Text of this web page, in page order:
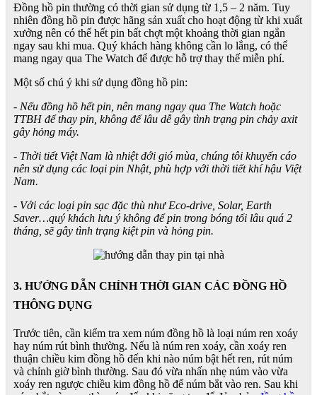
Đồng hồ pin thường có thời gian sử dụng từ 1,5 – 2 năm. Tuy
nhiên đồng hồ pin được hãng sản xuất cho hoạt động từ khi xuất
xưởng nên có thể hết pin bất chợt một khoảng thời gian ngắn
ngay sau khi mua. Quý khách hàng không cần lo lắng, có thể
mang ngay qua The Watch để được hỗ trợ thay thế miễn phí.
Một số chú ý khi sử dụng đồng hồ pin:
- Nếu đồng hồ hết pin, nên mang ngay qua The Watch hoặc
TTBH để thay pin, không để lâu dễ gây tình trạng pin chảy axit
gây hỏng máy.
- Thời tiết Việt Nam là nhiệt đới gió mùa, chúng tôi khuyến cáo
nên sử dụng các loại pin Nhật, phù hợp với thời tiết khí hậu Việt
Nam.
- Với các loại pin sạc đặc thù như Eco-drive, Solar, Earth
Saver…quý khách lưu ý không để pin trong bóng tối lâu quá 2
tháng, sẽ gây tình trạng kiệt pin và hỏng pin.
3. HƯỚNG DẪN CHỈNH THỜI GIAN CÁC ĐỒNG HỒ
THÔNG DỤNG
Trước tiên, cần kiểm tra xem núm đồng hồ là loại núm ren xoáy
hay núm rút bình thường. Nếu là núm ren xoáy, cần xoáy ren
thuận chiều kim đồng hồ đến khi nào núm bật hết ren, rút núm
và chỉnh giờ bình thường. Sau đó vừa nhấn nhẹ núm vào vừa
xoáy ren ngược chiều kim đồng hồ để núm bắt vào ren. Sau khi